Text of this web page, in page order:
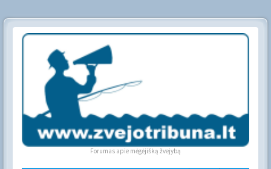
Forumas apie mėgėjišką žvejybą